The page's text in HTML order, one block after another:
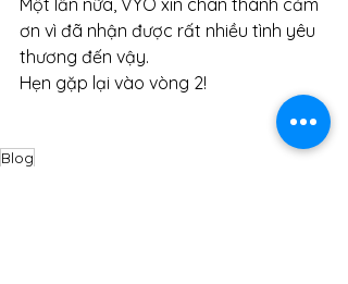
ơn vì đã nhận được rất nhiều tình yêu
thương đến vậy.
Hẹn gặp lại vào vòng 2!
Blog